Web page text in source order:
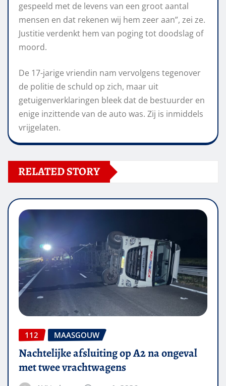
gespeeld met de levens van een groot aantal
mensen en dat rekenen wij hem zeer aan”, zei ze.
Justitie verdenkt hem van poging tot doodslag of
moord.
De 17-jarige vriendin nam vervolgens tegenover
de politie de schuld op zich, maar uit
getuigenverklaringen bleek dat de bestuurder en
enige inzittende van de auto was. Zij is inmiddels
vrijgelaten.
RELATED STORY
112 MAASGOUW
Nachtelijke afsluiting op A2 na ongeval
met twee vrachtwagens